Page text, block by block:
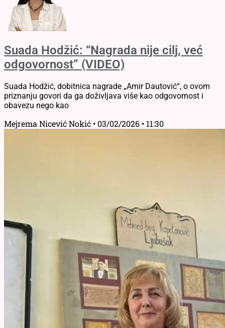
Suada Hodžić: “Nagrada nije cilj, već
odgovornost” (VIDEO)
Suada Hodžić, dobitnica nagrade „Amir Dautović“, o ovom
priznanju govori da ga doživljava više kao odgovornost i
obavezu nego kao
Mejrema Nicević Nokić 03/02/2026 11:30